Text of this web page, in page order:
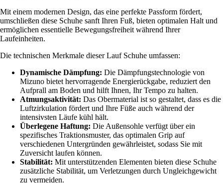
Mit einem modernen Design, das eine perfekte Passform fördert,
umschließen diese Schuhe sanft Ihren Fuß, bieten optimalen Halt und
ermöglichen essentielle Bewegungsfreiheit während Ihrer
Laufeinheiten.
Die technischen Merkmale dieser Lauf Schuhe umfassen:
Dynamische Dämpfung: Die Dämpfungstechnologie von
Mizuno bietet hervorragende Energierückgabe, reduziert den
Aufprall am Boden und hilft Ihnen, Ihr Tempo zu halten.
Atmungsaktivität: Das Obermaterial ist so gestaltet, dass es die
Luftzirkulation fördert und Ihre Füße auch während der
intensivsten Läufe kühl hält.
Überlegene Haftung: Die Außensohle verfügt über ein
spezifisches Traktionsmuster, das optimalen Grip auf
verschiedenen Untergründen gewährleistet, sodass Sie mit
Zuversicht laufen können.
Stabilität: Mit unterstützenden Elementen bieten diese Schuhe
zusätzliche Stabilität, um Verletzungen durch Ungleichgewicht
zu vermeiden.